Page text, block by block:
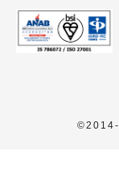
委託するこ
尚、業務の
会社とは